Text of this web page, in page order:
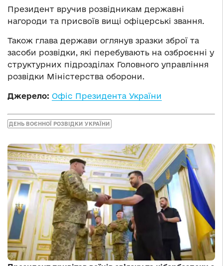
Президент вручив розвідникам державні
нагороди та присвоїв вищі офіцерські звання.
Також глава держави оглянув зразки зброї та
засоби розвідки, які перебувають на озброєнні у
структурних підрозділах Головного управління
розвідки Міністерства оборони.
Джерело: Офіс Президента України
ДЕНЬ ВОЄННОЇ РОЗВІДКИ УКРАЇНИ